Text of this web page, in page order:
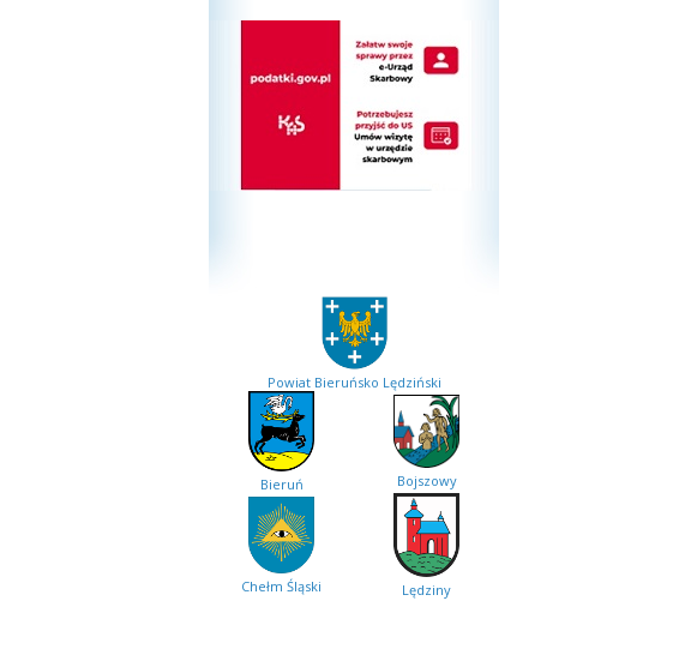
Powiat Bieruńsko Lędziński
Bieruń Bojszowy
Chełm Śląski Lędziny